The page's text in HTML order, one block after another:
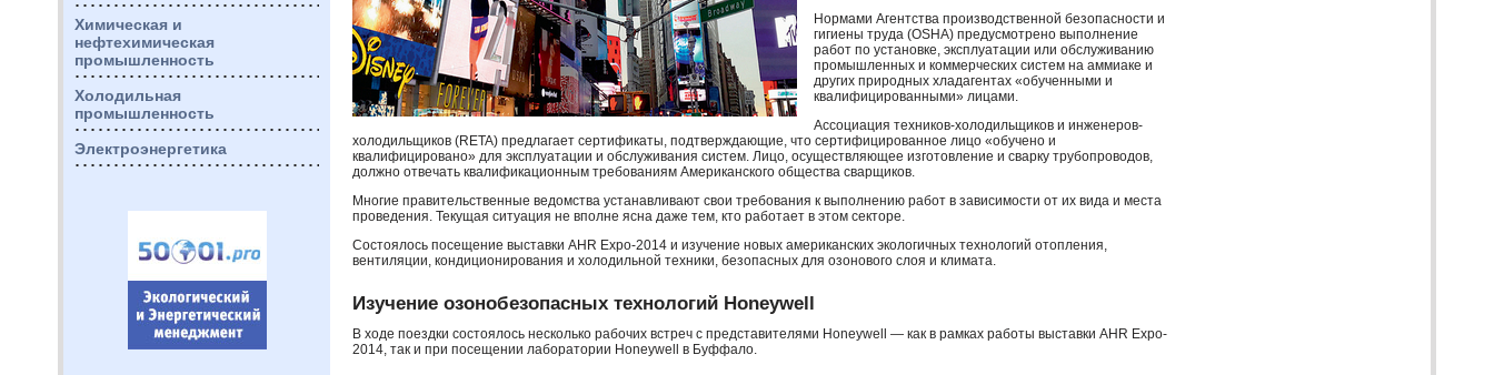
Химическая и
нефтехимическая
промышленность
Холодильная
промышленность
Электроэнергетика
Нормами Агентства производственной безопасности и
гигиены труда (OSHA) предусмотрено выполнение
работ по установке, эксплуатации или обслуживанию
промышленных и коммерческих систем на аммиаке и
других природных хладагентах «обученными и
квалифицированными» лицами.
Ассоциация техников-холодильщиков и инженеров-
холодильщиков (RETA) предлагает сертификаты, подтверждающие, что сертифицированное лицо «обучено и
квалифицировано» для эксплуатации и обслуживания систем. Лицо, осуществляющее изготовление и сварку трубопроводов,
должно отвечать квалификационным требованиям Американского общества сварщиков.
Многие правительственные ведомства устанавливают свои требования к выполнению работ в зависимости от их вида и места
проведения. Текущая ситуация не вполне ясна даже тем, кто работает в этом секторе.
Состоялось посещение выставки AHR Expo-2014 и изучение новых американских экологичных технологий отопления,
вентиляции, кондиционирования и холодильной техники, безопасных для озонового слоя и климата.
Изучение озонобезопасных технологий Honeywell
В ходе поездки состоялось несколько рабочих встреч с представителями Honeywell — как в рамках работы выставки AHR Expo-
2014, так и при посещении лаборатории Honeywell в Буффало.